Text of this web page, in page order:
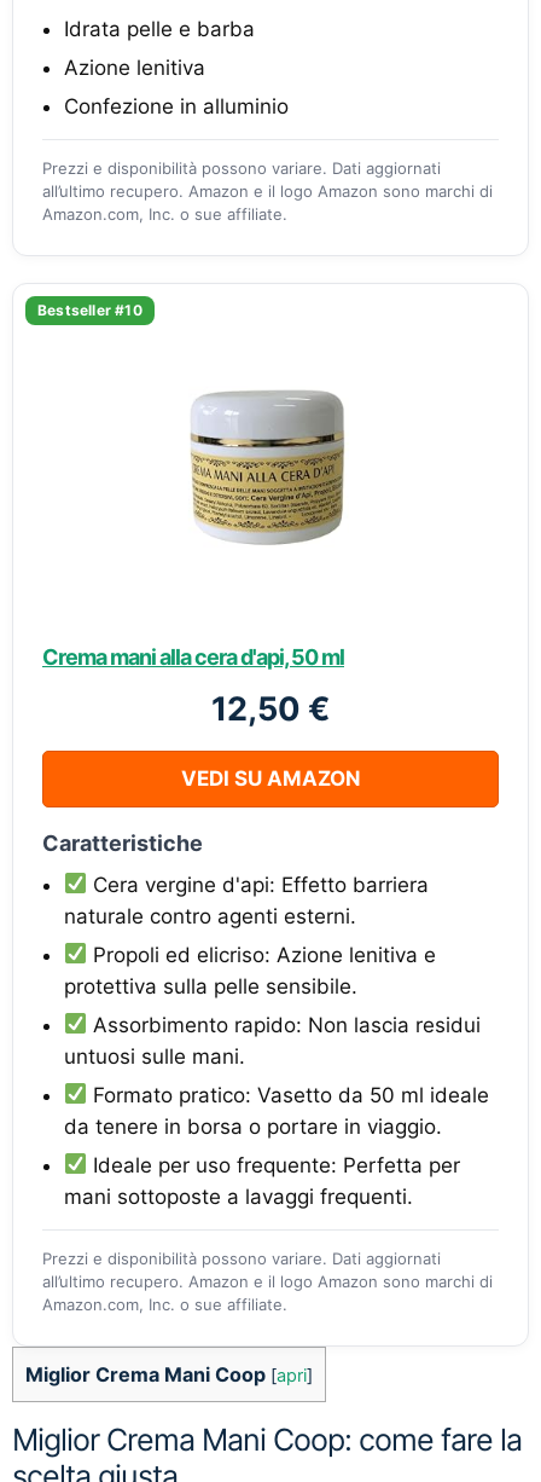
Idrata pelle e barba
Azione lenitiva
Confezione in alluminio
Prezzi e disponibilità possono variare. Dati aggiornati
all’ultimo recupero. Amazon e il logo Amazon sono marchi di
Amazon.com, Inc. o sue affiliate.
Bestseller #10
Crema mani alla cera d'api, 50 ml
12,50 €
VEDI SU AMAZON
Caratteristiche
Cera vergine d'api: Effetto barriera
naturale contro agenti esterni.
Propoli ed elicriso: Azione lenitiva e
protettiva sulla pelle sensibile.
Assorbimento rapido: Non lascia residui
untuosi sulle mani.
Formato pratico: Vasetto da 50 ml ideale
da tenere in borsa o portare in viaggio.
Ideale per uso frequente: Perfetta per
mani sottoposte a lavaggi frequenti.
Prezzi e disponibilità possono variare. Dati aggiornati
all’ultimo recupero. Amazon e il logo Amazon sono marchi di
Amazon.com, Inc. o sue affiliate.
Miglior Crema Mani Coop [apri]
Miglior Crema Mani Coop: come fare la